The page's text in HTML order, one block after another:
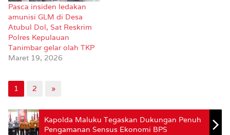
Pasca insiden ledakan
amunisi GLM di Desa
Atubul Dol, Sat Reskrim
Polres Kepulauan
Tanimbar gelar olah TKP
Maret 19, 2026
1 2 »
Kapolda Maluku Tegaskan Dukungan Penuh
Pengamanan Sensus Ekonomi BPS